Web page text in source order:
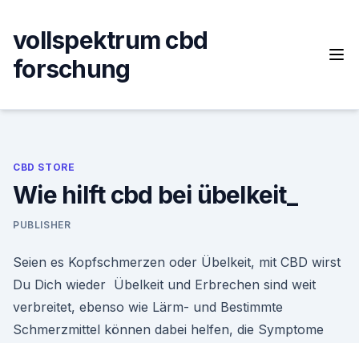
content
vollspektrum cbd
forschung
CBD STORE
Wie hilft cbd bei übelkeit_
PUBLISHER
Seien es Kopfschmerzen oder Übelkeit, mit CBD wirst
Du Dich wieder Übelkeit und Erbrechen sind weit
verbreitet, ebenso wie Lärm- und Bestimmte
Schmerzmittel können dabei helfen, die Symptome